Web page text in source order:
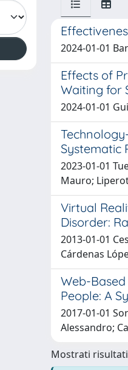
2024-01-01
Effects of
Waiting for
2024-01-01
Systematic
2023-01-01
Mauro;
Virtual
Disorder:
2013-01-01
Cárdenas
Web-
People: A
2017-01-01
Alessandro;
Mostrati risultati